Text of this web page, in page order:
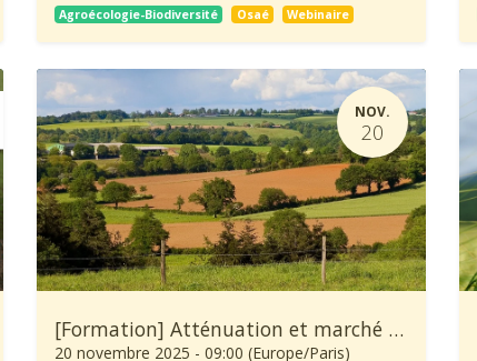
Agroécologie-Biodiversité Osaé Webinaire
NOV.
20
[Formation] Atténuation et marché carbone en agriculture
20 novembre 2025 - 09:00 (Europe/Paris)